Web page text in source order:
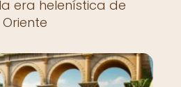
era helenística de
Oriente